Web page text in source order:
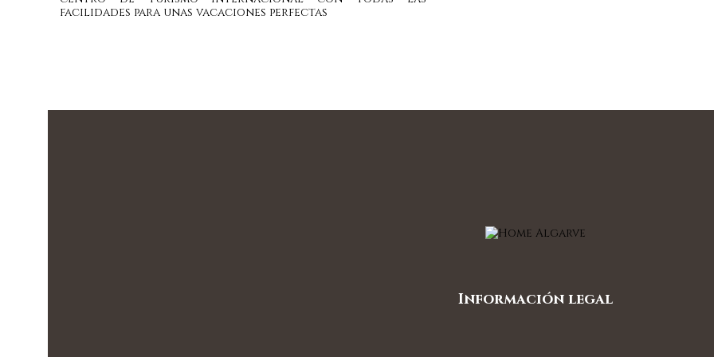
facilidades para unas vacaciones perfectas
Información legal